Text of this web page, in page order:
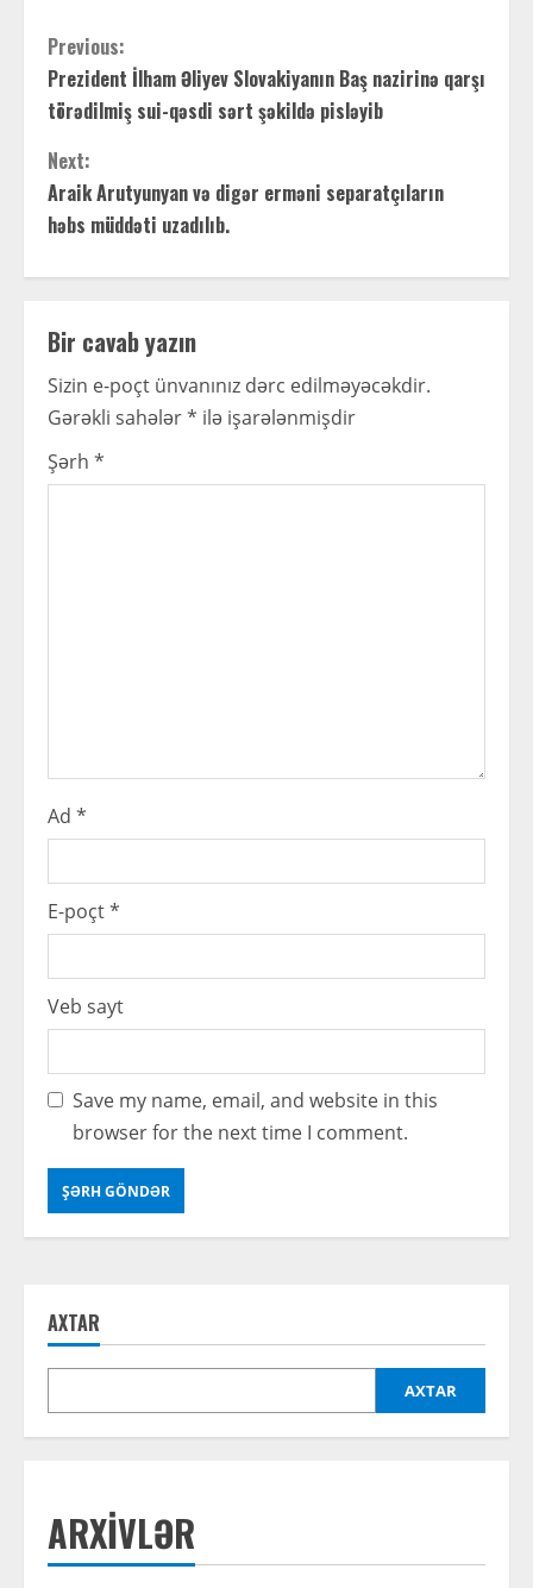
C
o
n
t
u
e
R
e
Previous:
Prezident İlham Əliyev Slovakiyanın Baş nazirinə qarşı
törədilmiş sui-qəsdi sərt şəkildə pisləyib
Next:
Araik Arutyunyan və digər erməni separatçıların
həbs müddəti uzadılıb.
Bir cavab yazın
Sizin e-poçt ünvanınız dərc edilməyəcəkdir.
Gərəkli sahələr* ilə işarələnmişdir
Şərh *
Ad *
E-poçt*
Veb sayt
Save my name, email, and website in this
browser for the next time I comment.
AXTAR
AXTAR
ARXIVLƏR